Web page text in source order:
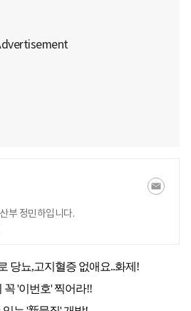
부 정민하입니다.